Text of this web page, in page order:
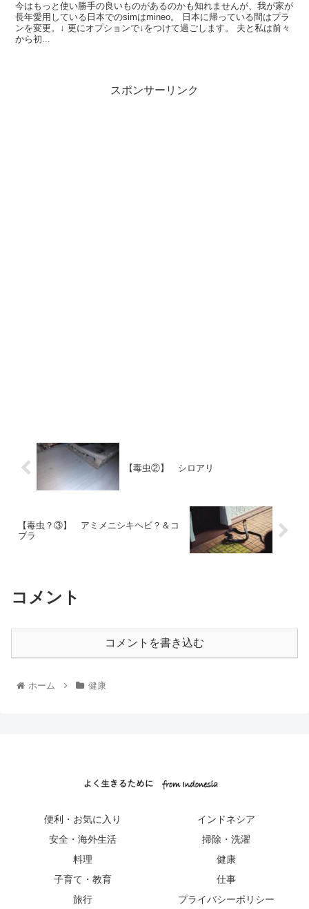
今はもっと使い勝手の良いものがあるのかも知れませんが、我が家が
長年愛用している日本でのsimはmineo。 日本に帰っている間はプラ
ンを変更。↓ 更にオプションで↓をつけて過ごします。 夫と私は前々
から初...
スポンサーリンク
【毒虫②】 シロアリ
【毒虫？③】 アミメニシキヘビ？＆コ
ブラ
コメント
コメントを書き込む
ホーム 健康
便利・お気に入り
インドネシア
安全・海外生活
掃除・洗濯
料理
健康
子育て・教育
仕事
旅行
プライバシーポリシー